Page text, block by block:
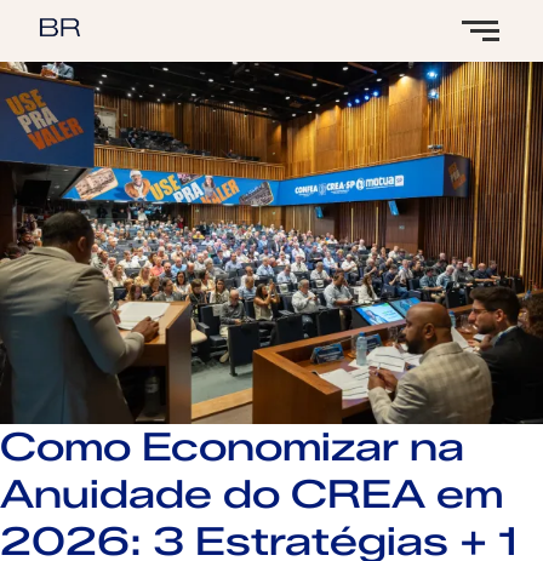
Como Economizar na
Anuidade do CREA em
2026: 3 Estratégias + 1